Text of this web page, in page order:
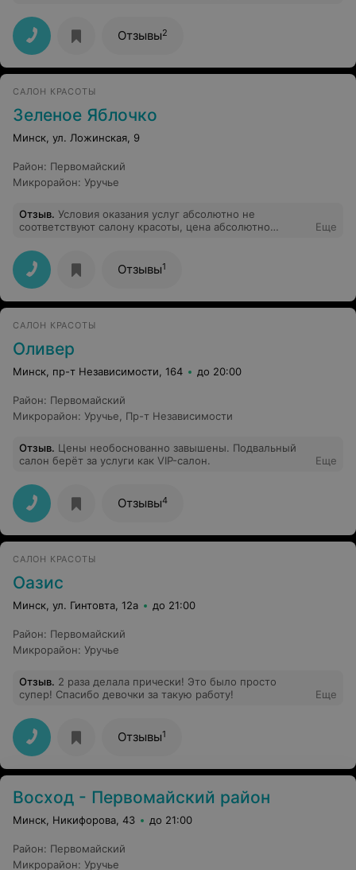
Отзывы2
САЛОН КРАСОТЫ
Зеленое Яблочко
Минск, ул. Ложинская, 9
Район: Первомайский
Микрорайон: Уручье
Отзыв. Условия оказания услуг абсолютно не
соответствуют салону красоты, цена абсолютно
Еще
Отзывы1
САЛОН КРАСОТЫ
Оливер
Минск, пр-т Независимости, 164 до 20:00
Район: Первомайский
Микрорайон: Уручье Пр-т Независимости
Отзыв. Цены необоснованно завышены. Подвальный
салон берёт за услуги как VIP-салон.
Еще
Отзывы4
САЛОН КРАСОТЫ
Оазис
Минск, ул. Гинтовта, 12а до 21:00
Район: Первомайский
Микрорайон: Уручье
Отзыв. 2 раза делала прически! Это было просто
супер! Спасибо девочки за такую работу!
Еще
Отзывы1
Восход - Первомайский район
Минск, Никифорова, 43 до 21:00
Район: Первомайский
Микрорайон: Уручье